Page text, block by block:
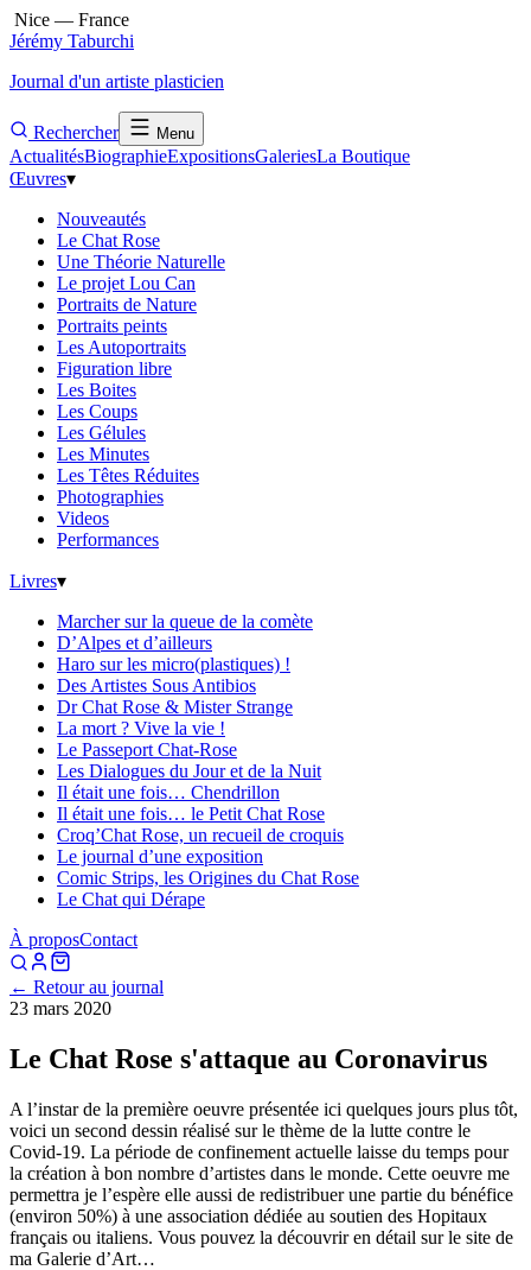
Nice — France
Jérémy Taburchi
Journal d'un artiste plasticien
Rechercher Menu
ActualitésBiographieExpositionsGaleriesLa Boutique
Œuvres▾
Nouveautés
Le Chat Rose
Une Théorie Naturelle
Le projet Lou Can
Portraits de Nature
Portraits peints
Les Autoportraits
Figuration libre
Les Boites
Les Coups
Les Gélules
Les Minutes
Les Têtes Réduites
Photographies
Videos
Performances
Livres▾
Marcher sur la queue de la comète
D’Alpes et d’ailleurs
Haro sur les micro(plastiques) !
Des Artistes Sous Antibios
Dr Chat Rose & Mister Strange
La mort ? Vive la vie !
Le Passeport Chat-Rose
Les Dialogues du Jour et de la Nuit
Il était une fois… Chendrillon
Il était une fois… le Petit Chat Rose
Croq’Chat Rose, un recueil de croquis
Le journal d’une exposition
Comic Strips, les Origines du Chat Rose
Le Chat qui Dérape
À proposContact
← Retour au journal
23 mars 2020
Le Chat Rose s'attaque au Coronavirus
A l’instar de la première oeuvre présentée ici quelques jours plus tôt,
voici un second dessin réalisé sur le thème de la lutte contre le
Covid-19. La période de confinement actuelle laisse du temps pour
la création à bon nombre d’artistes dans le monde. Cette oeuvre me
permettra je l’espère elle aussi de redistribuer une partie du bénéfice
(environ 50%) à une association dédiée au soutien des Hopitaux
français ou italiens. Vous pouvez la découvrir en détail sur le site de
ma Galerie d’Art…